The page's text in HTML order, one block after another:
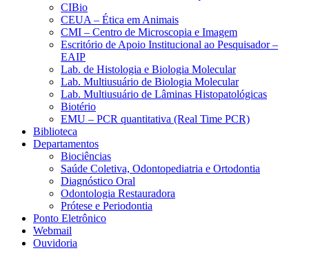
CIBio
CEUA – Ética em Animais
CMI – Centro de Microscopia e Imagem
Escritório de Apoio Institucional ao Pesquisador –
EAIP
Lab. de Histologia e Biologia Molecular
Lab. Multiusuário de Biologia Molecular
Lab. Multiusuário de Lâminas Histopatológicas
Biotério
EMU – PCR quantitativa (Real Time PCR)
Biblioteca
Departamentos
Biociências
Saúde Coletiva, Odontopediatria e Ortodontia
Diagnóstico Oral
Odontologia Restauradora
Prótese e Periodontia
Ponto Eletrônico
Webmail
Ouvidoria